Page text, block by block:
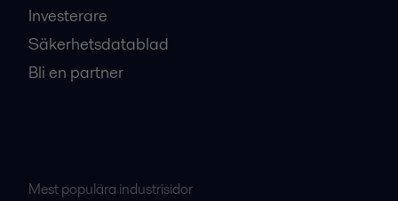
Investerare
Säkerhetsdatablad
Bli en partner
Mest populära industrisidor